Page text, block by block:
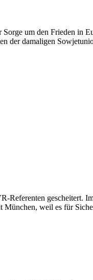
um den Frieden in
der damaligen
Referenten gescheitert.
München, weil es für